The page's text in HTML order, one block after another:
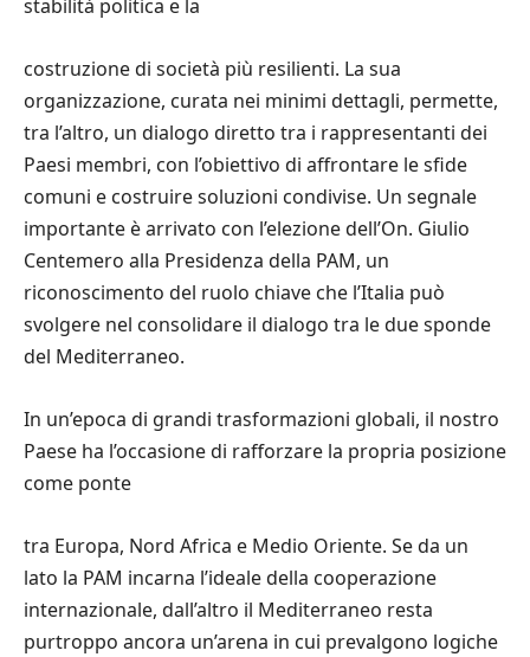
stabilità politica e la
costruzione di società più resilienti. La sua
organizzazione, curata nei minimi dettagli, permette,
tra l’altro, un dialogo diretto tra i rappresentanti dei
Paesi membri, con l’obiettivo di affrontare le sfide
comuni e costruire soluzioni condivise. Un segnale
importante è arrivato con l’elezione dell’On. Giulio
Centemero alla Presidenza della PAM, un
riconoscimento del ruolo chiave che l’Italia può
svolgere nel consolidare il dialogo tra le due sponde
del Mediterraneo.
In un’epoca di grandi trasformazioni globali, il nostro
Paese ha l’occasione di rafforzare la propria posizione
come ponte
tra Europa, Nord Africa e Medio Oriente. Se da un
lato la PAM incarna l’ideale della cooperazione
internazionale, dall’altro il Mediterraneo resta
purtroppo ancora un’arena in cui prevalgono logiche